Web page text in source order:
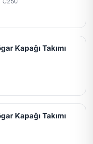
Kapağı Takımı
Kapağı Takımı